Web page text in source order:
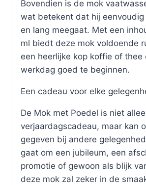
Bovendien is de mok
wat betekent dat hij eenvoudig
en lang meegaat. Met een
ml biedt deze mok voldoende
een heerlijke kop koffie of thee
werkdag goed te beginnen.
Een cadeau voor elke
De Mok met Poedel is niet
verjaardagscadeau, maar kan
gegeven bij andere
gaat om een jubileum, een
promotie of gewoon als blijk
deze mok zal zeker in de